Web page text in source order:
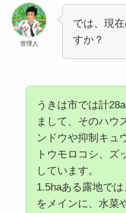
管理人
では、現
すか？
うきは市では計
まして、そのハウ
ンドウや抑制キュ
トウモロコシ、ズ
しています。
1.5haある露地で
をメインに、水菜